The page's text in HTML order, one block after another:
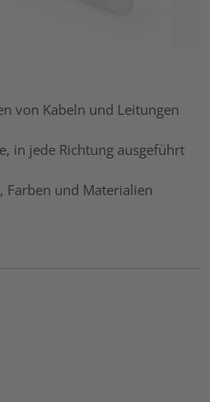
von Kabeln und Leitungen
in jede Richtung ausgeführt
Farben und Materialien